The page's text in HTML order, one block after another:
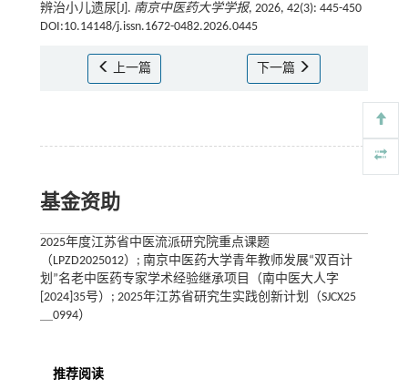
辨治小儿遗尿[J]. 南京中医药大学学报, 2026, 42(3): 445-450
DOI:10.14148/j.issn.1672-0482.2026.0445
上一篇 下一篇
基金资助
2025年度江苏省中医流派研究院重点课题
（LPZD2025012）; 南京中医药大学青年教师发展“双百计
划”名老中医药专家学术经验继承项目（南中医大人字
[2024]35号）; 2025年江苏省研究生实践创新计划（SJCX25
＿0994）